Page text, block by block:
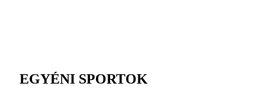
EGYÉNI SPORTOK